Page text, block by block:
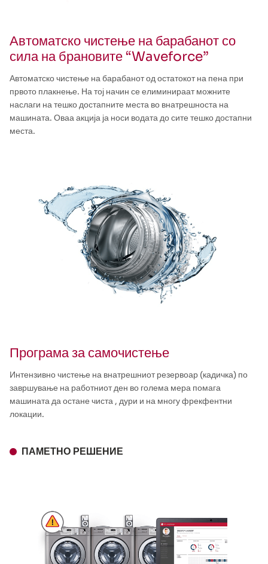
Автоматско чистење на барабанот со
сила на брановите “Waveforce”
Автоматско чистење на барабанот од остатокот на пена при
првото плакнење. На тој начин се елиминираат можните
наслаги на тешко достапните места во внатрешноста на
машината. Оваа акција ја носи водата до сите тешко достапни
места.
Програма за самочистење
Интензивно чистење на внатрешниот резервоар (кадичка) по
завршување на работниот ден во голема мера помага
машината да остане чиста , дури и на многу фрекфентни
локации.
ПАМЕТНО РЕШЕНИЕ